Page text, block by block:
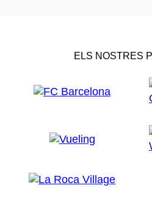
ELS NOSTRES